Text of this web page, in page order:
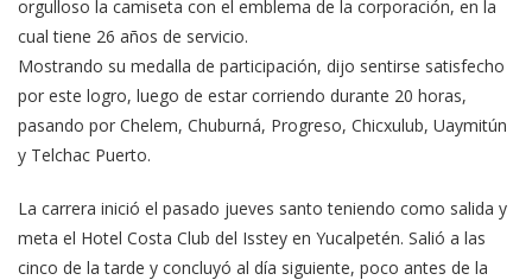
orgulloso la camiseta con el emblema de la corporación, en la
cual tiene 26 años de servicio.
Mostrando su medalla de participación, dijo sentirse satisfecho
por este logro, luego de estar corriendo durante 20 horas,
pasando por Chelem, Chuburná, Progreso, Chicxulub, Uaymitún
y Telchac Puerto.
La carrera inició el pasado jueves santo teniendo como salida y
meta el Hotel Costa Club del Isstey en Yucalpetén. Salió a las
cinco de la tarde y concluyó al día siguiente, poco antes de la